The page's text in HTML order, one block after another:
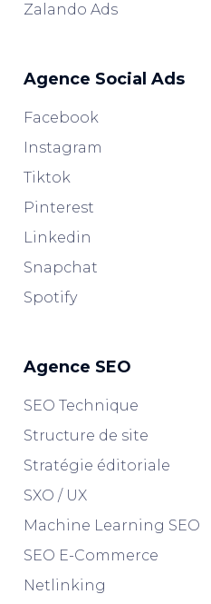
Zalando Ads
Agence Social Ads
Facebook
Instagram
Tiktok
Pinterest
Linkedin
Snapchat
Spotify
Agence SEO
SEO Technique
Structure de site
Stratégie éditoriale
SXO / UX
Machine Learning SEO
SEO E-Commerce
Netlinking